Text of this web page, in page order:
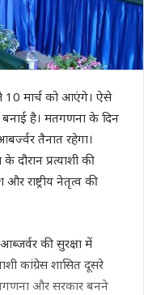
10 मार्च को आएंगे। ऐसे
है। मतगणना के दिन
तैनात रहेगा।
दौरान प्रत्याशी की
राष्ट्रीय नेतृत्व की
की सुरक्षा में
कांग्रेस शासित दूसरे
और सरकार बनने